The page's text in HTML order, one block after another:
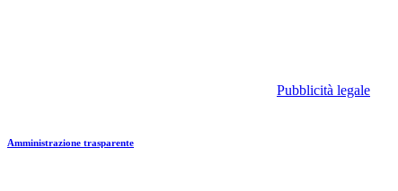
Pubblicità legale
Amministrazione trasparente